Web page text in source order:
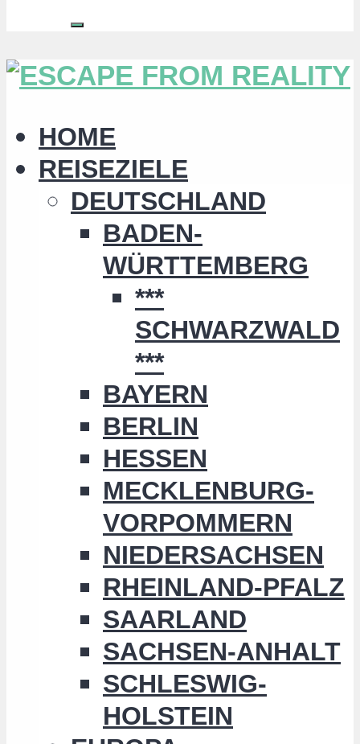
HOME
REISEZIELE
DEUTSCHLAND
BADEN-
WÜRTTEMBERG
***
SCHWARZWALD
***
BAYERN
BERLIN
HESSEN
MECKLENBURG-
VORPOMMERN
NIEDERSACHSEN
RHEINLAND-PFALZ
SAARLAND
SACHSEN-ANHALT
SCHLESWIG-
HOLSTEIN